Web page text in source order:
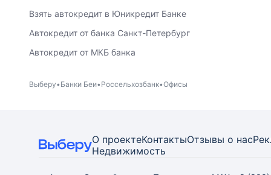
Взять автокредит в Юникредит Банке
Автокредит от банка Санкт-Петербург
Автокредит от МКБ банка
Выберу Банки Беи Россельхозбанк Офисы
О проектеКонтактыОтзывы о нас
Недвижимость